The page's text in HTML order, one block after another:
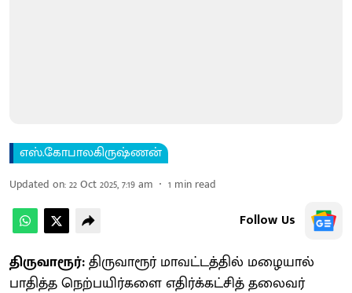
எஸ்.கோபாலகிருஷ்ணன்
Updated on:22 Oct 2025, 7:19 am 1 min read
Follow Us
திருவாரூர்:திருவாரூர் மாவட்டத்தில் மழையால்
பாதித்த நெற்பயிர்களை எதிர்க்கட்சித் தலைவர்